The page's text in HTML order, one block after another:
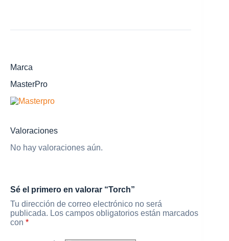
Marca
MasterPro
Valoraciones
No hay valoraciones aún.
Sé el primero en valorar “Torch”
Tu dirección de correo electrónico no será
publicada. Los campos obligatorios están marcados
con *